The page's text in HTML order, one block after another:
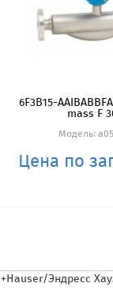
6F3B15-
mass F
Модель:
Цена по
Эндресс